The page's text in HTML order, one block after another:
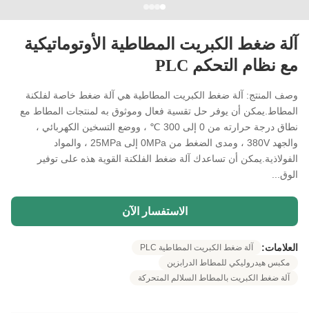
آلة ضغط الكبريت المطاطية الأوتوماتيكية
مع نظام التحكم PLC
وصف المنتج: آلة ضغط الكبريت المطاطية هي آلة ضغط خاصة لفلكنة
المطاط.يمكن أن يوفر حل تقسية فعال وموثوق به لمنتجات المطاط مع
نطاق درجة حرارته من 0 إلى 300 ℃ ، ووضع التسخين الكهربائي ،
والجهد 380V ، ومدى الضغط من 0MPa إلى 25MPa ، والمواد
الفولاذية.يمكن أن تساعدك آلة ضغط الفلكنة القوية هذه على توفير
الوق...
الاستفسار الآن
العلامات:
آلة ضغط الكبريت المطاطية PLC
مكبس هيدروليكي للمطاط الدرابزين
آلة ضغط الكبريت بالمطاط السلالم المتحركة